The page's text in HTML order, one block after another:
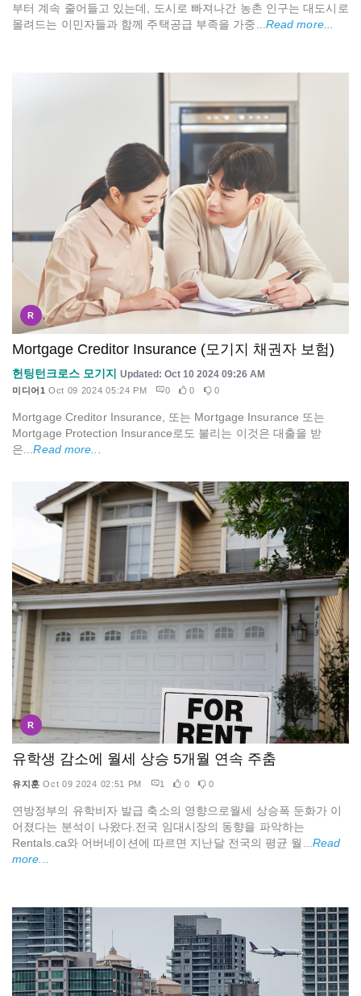
부터 계속 줄어들고 있는데, 도시로 빠져나간 농촌 인구는 대도시로
몰려드는 이민자들과 함께 주택공급 부족을 가중... Read more...
R
Mortgage Creditor Insurance (모기지 채권자 보험)
헌팅턴크로스 모기지 Updated: Oct 10 2024 09:26 AM
미디어1 Oct 09 2024 05:24 PM 0 0 0
Mortgage Creditor Insurance, 또는 Mortgage Insurance 또는
Mortgage Protection Insurance로도 불리는 이것은 대출을 받
은...Read more...
R
유학생 감소에 월세 상승 5개월 연속 주춤
유지훈 Oct 09 2024 02:51 PM 1 0 0
연방정부의 유학비자 발급 축소의 영향으로월세 상승폭 둔화가 이
어졌다는 분석이 나왔다.전국 임대시장의 동향을 파악하는
Rentals.ca와 어버네이션에 따르면 지난달 전국의 평균 월... Read
more...